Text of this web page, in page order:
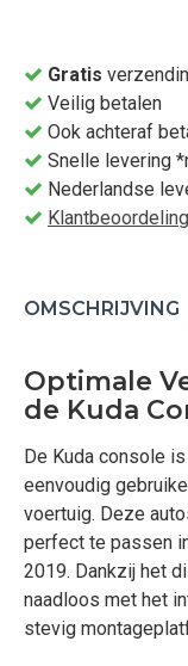
Gratis
Veilig betalen
Ook achteraf
Snelle levering
Nederlandse
OMSCHRIJVING
Optimale
de Kuda
De Kuda console
eenvoudig
voertuig. Deze
perfect te passen
2019. Dankzij het
naadloos met het
stevig